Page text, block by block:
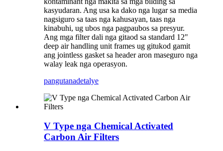
kasyudaran. Ang usa ka dako nga lugar sa media
nagsiguro sa taas nga kahusayan, taas nga
kinabuhi, ug ubos nga pagpaubos sa presyur.
Ang mga filter dali nga gitaod sa standard 12"
deep air handling unit frames ug gitukod gamit
ang jointless gasket sa header aron maseguro nga
walay leak nga operasyon.
pangutanadetalye
V Type nga Chemical Activated
Carbon Air Filters